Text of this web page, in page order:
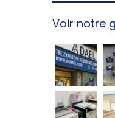
Voir notre